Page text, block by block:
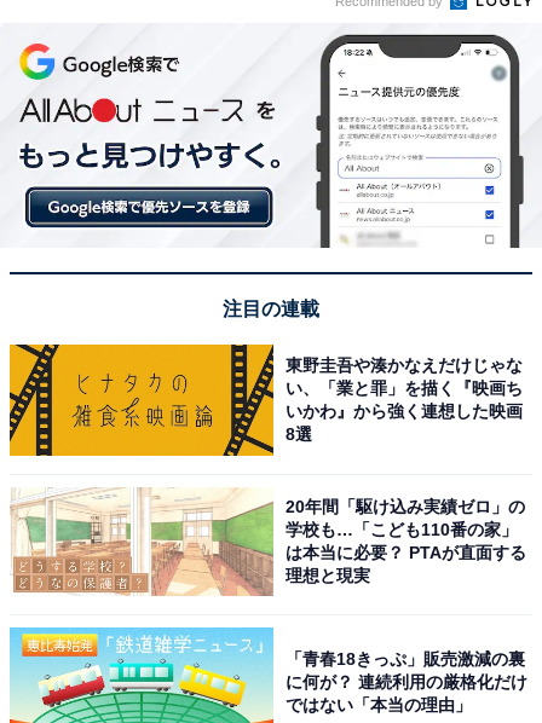
コーヒードリッパー＆メジャースプーン
4. セラミックコーヒーミル
セラミックコーヒーミル
注目の連載
東野圭吾や湊かなえだけじゃな
い、「業と罪」を描く『映画ち
いかわ』から強く連想した映画
8選
20年間「駆け込み実績ゼロ」の
学校も…「こども110番の家」
は本当に必要？ PTAが直面する
理想と現実
「青春18きっぷ」販売激減の裏
に何が？ 連続利用の厳格化だけ
ではない「本当の理由」